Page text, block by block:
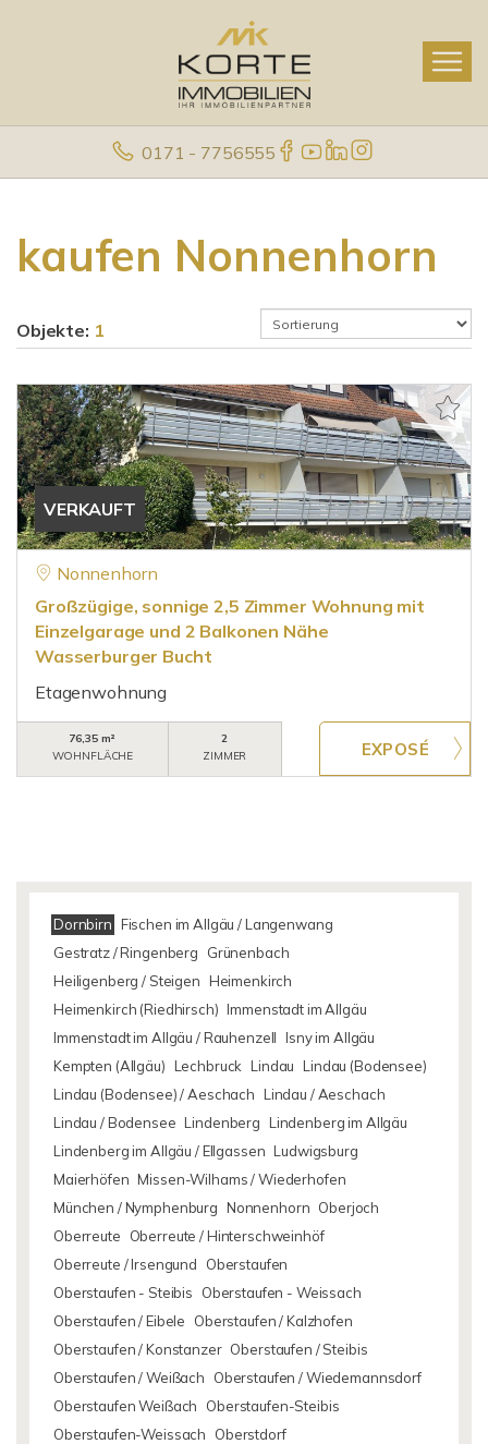
0171 - 7756555
kaufen Nonnenhorn
Objekte: 1
VERKAUFT
Nonnenhorn
Großzügige, sonnige 2,5 Zimmer Wohnung mit
Einzelgarage und 2 Balkonen Nähe
Wasserburger Bucht
Etagenwohnung
76,35 m²
WOHNFLÄCHE
2
ZIMMER
Dornbirn Fischen im Allgäu / Langenwang
Gestratz / Ringenberg
Grünenbach
Heiligenberg / Steigen Heimenkirch
Heimenkirch (Riedhirsch) Immenstadt im Allgäu
Immenstadt im Allgäu / Rauhenzell Isny im Allgäu
Kempten (Allgäu) Lechbruck Lindau Lindau (Bodensee)
Lindau (Bodensee) / Aeschach Lindau / Aeschach
Lindau / Bodensee Lindenberg Lindenberg im Allgäu
Lindenberg im Allgäu / Ellgassen Ludwigsburg
Maierhöfen Missen-Wilhams / Wiederhofen
München / Nymphenburg Nonnenhorn Oberjoch
Oberreute
Oberreute / Hinterschweinhöf
Oberreute / Irsengund
Oberstaufen
Oberstaufen - Steibis
Oberstaufen - Weissach
Oberstaufen / Eibele
Oberstaufen / Kalzhofen
Oberstaufen / Konstanzer Oberstaufen / Steibis
Oberstaufen / Weißach
Oberstaufen / Wiedemannsdorf
Oberstaufen Weißach
Oberstaufen-Steibis
Oberstaufen-Weissach
Oberstdorf